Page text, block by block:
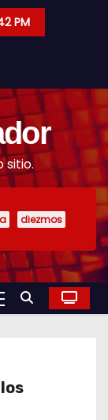
PM
sitio.
diezmos